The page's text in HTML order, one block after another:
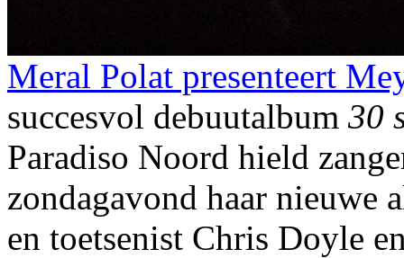
Meral Polat presenteert
succesvol debuutalbum 30
Paradiso Noord hield
zondagavond haar nieuwe
en toetsenist Chris Doyle